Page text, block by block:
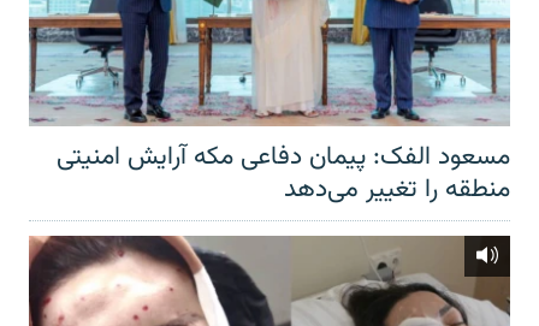
مسعود الفک: پیمان دفاعی مکه آرایش امنیتی
منطقه را تغییر می‌دهد